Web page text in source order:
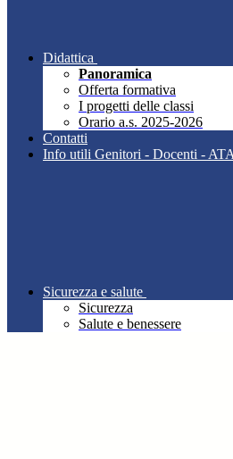
Didattica
Panoramica
Offerta formativa
I progetti delle classi
Orario a.s. 2025-2026
Contatti
Info utili Genitori - Docenti - ATA
Sicurezza e salute
Sicurezza
Salute e benessere